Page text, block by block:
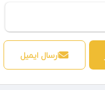
ارسال ایمیل